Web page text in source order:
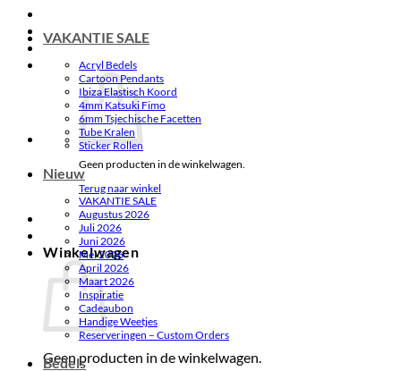
Geen producten in de winkelwagen.
Terug naar winkel
Winkelwagen
Geen producten in de winkelwagen.
VAKANTIE SALE
Acryl Bedels
Cartoon Pendants
Ibiza Elastisch Koord
4mm Katsuki Fimo
6mm Tsjechische Facetten
Tube Kralen
Sticker Rollen
Nieuw
VAKANTIE SALE
Augustus 2026
Juli 2026
Juni 2026
Mei 2026
April 2026
Maart 2026
Inspiratie
Cadeaubon
Handige Weetjes
Reserveringen – Custom Orders
Bedels